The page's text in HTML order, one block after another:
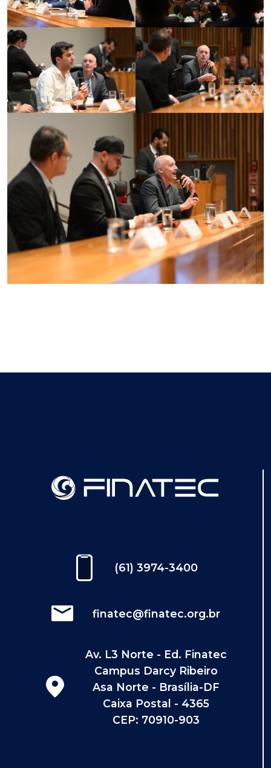
(61) 3974-3400
finatec@finatec.org.br
Av. L3 Norte - Ed. Finatec
Campus Darcy Ribeiro
Asa Norte - Brasília-DF
Caixa Postal - 4365
CEP: 70910-903